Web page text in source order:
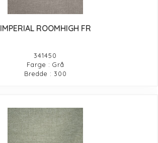
IMPERIAL ROOMHIGH FR
341450
Farge : Grå
Bredde : 300